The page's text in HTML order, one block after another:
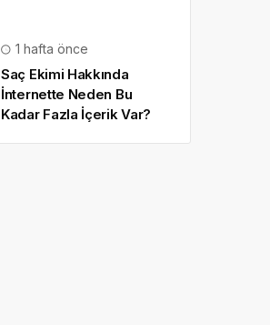
1 hafta önce
Saç Ekimi Hakkında
İnternette Neden Bu
Kadar Fazla İçerik Var?